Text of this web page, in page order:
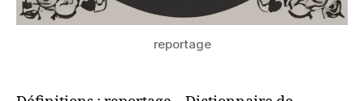
reportage